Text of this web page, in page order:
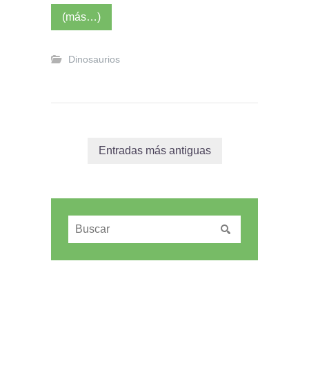
(más…)
Dinosaurios
Entradas más antiguas